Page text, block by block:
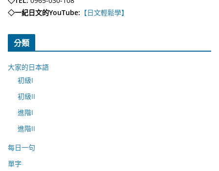
◇一紀日文的YouTube: 【日文輕鬆學】
分類
大家的日本語
初級I
初級II
進階I
進階II
每日一句
單字